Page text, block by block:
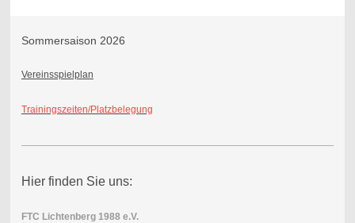
Sommersaison 2026
Vereinsspielplan
Trainingszeiten/Platzbelegung
Hier finden Sie uns:
FTC Lichtenberg 1988 e.V.